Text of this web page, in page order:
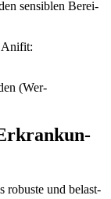
sen­si­blen Berei­
Ani­fit:
(Wer­
Erkran­kun­
robus­te und belast­